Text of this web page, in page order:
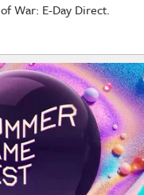
War: E-Day Direct.